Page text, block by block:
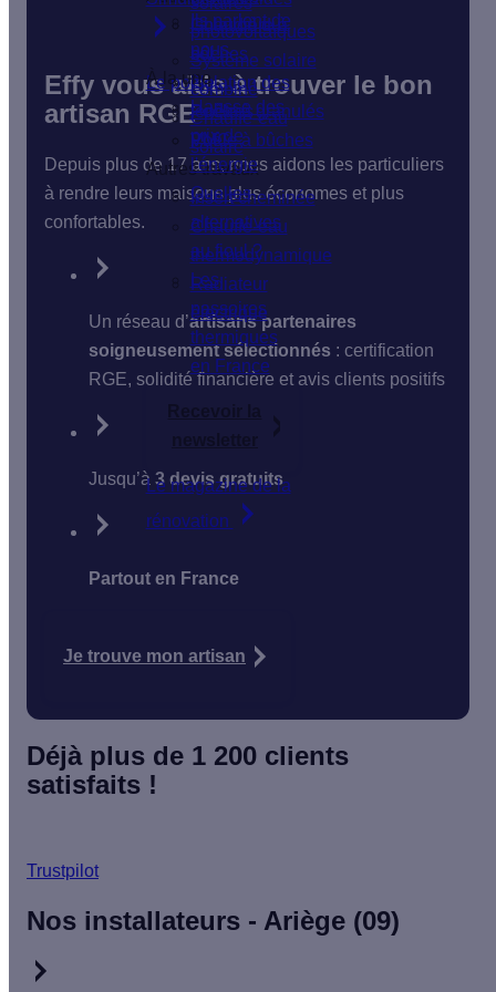
Isolation du
sol
Isolation des
fenêtres
VMC
Chaudière à
bûches
Le poêle
Poêle à granulés
Poêle à bûches
Autres travaux
Insert cheminée
Chauffe-eau
thermodynamique
Radiateur
électrique
photovoltaïques
Système solaire
combiné
Chauffe-eau
solaire
Ils parlent de
nous
À la une
Hausse des
prix de
l'énergie
Quelles
alternatives
au fioul ?
Les
passoires
thermiques
en France
Le magazine de la
rénovation
Effy vous aide à trouver le bon
artisan RGE
Depuis plus de 17 ans, nous aidons les particuliers
à rendre leurs maisons plus économes et plus
confortables.
Un réseau d’artisans partenaires
soigneusement sélectionnés : certification
RGE, solidité financière et avis clients positifs
Jusqu’à 3 devis gratuits
Partout en France
Je trouve mon artisan
Déjà plus de 1 200 clients
satisfaits !
Trustpilot
Nos installateurs - Ariège (09)